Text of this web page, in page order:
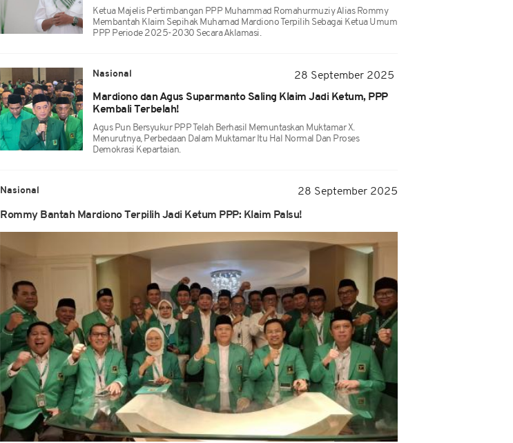
Ketua Majelis Pertimbangan PPP Muhammad Romahurmuziy Alias Rommy
Membantah Klaim Sepihak Muhamad Mardiono Terpilih Sebagai Ketua Umum
PPP Periode 2025-2030 Secara Aklamasi.
Nasional
28 September 2025
Mardiono dan Agus Suparmanto Saling Klaim Jadi Ketum, PPP
Kembali Terbelah!
Agus Pun Bersyukur PPP Telah Berhasil Memuntaskan Muktamar X.
Menurutnya, Perbedaan Dalam Muktamar Itu Hal Normal Dan Proses
Demokrasi Kepartaian.
Nasional 28 September 2025
Rommy Bantah Mardiono Terpilih Jadi Ketum PPP: Klaim Palsu!